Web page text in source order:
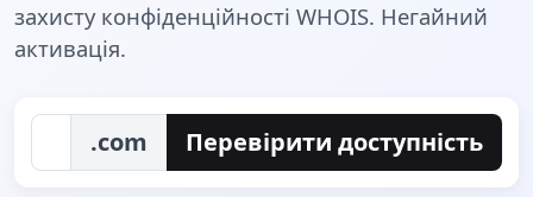
захисту конфіденційності WHOIS. Негайний
активація.
.com Перевірити доступність